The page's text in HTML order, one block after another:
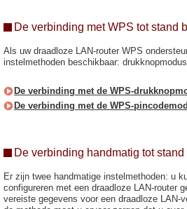
De verbinding met WPS tot stand
Als uw draadloze LAN-router WPS
instelmethoden beschikbaar:
De verbinding met de WPS-
De verbinding met de WPS-
De verbinding handmatig tot stand
Er zijn twee handmatige instelmethoden: u
configureren met een draadloze LAN-router
vereiste gegevens voor een draadloze LAN-